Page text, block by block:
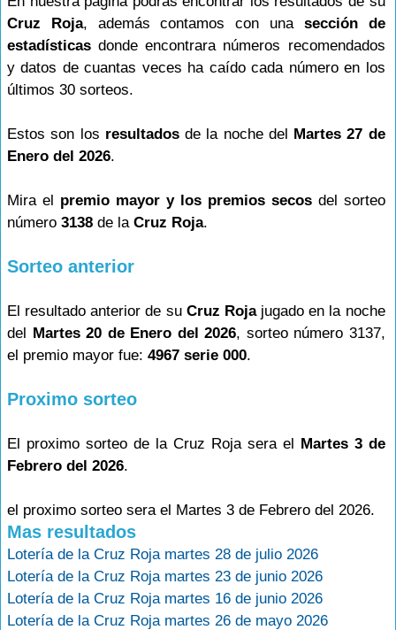
Cruz Roja, además contamos con una sección de
estadísticas donde encontrara números recomendados
y datos de cuantas veces ha caído cada número en los
últimos 30 sorteos.
Estos son los resultadosde la noche del Martes 27 de
Enero del 2026.
Mira el premio mayor y los premios secosdel sorteo
número 3138 de la Cruz Roja.
Sorteo anterior
El resultado anterior de su Cruz Rojajugado en la noche
del Martes 20 de Enero del 2026, sorteo número 3137,
el premio mayor fue: 4967 serie 000.
Proximo sorteo
El proximo sorteo de la Cruz Roja sera el Martes 3 de
Febrero del 2026.
el proximo sorteo sera el Martes 3 de Febrero del 2026.
Mas resultados
Lotería de la Cruz Roja martes 28 de julio 2026
Lotería de la Cruz Roja martes 23 de junio 2026
Lotería de la Cruz Roja martes 16 de junio 2026
Lotería de la Cruz Roja martes 26 de mayo 2026